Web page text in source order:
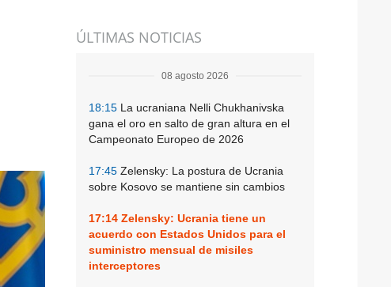
Suscripción
ÚLTIMAS NOTICIAS
08 agosto 2026
18:15 La ucraniana Nelli Chukhanivska
gana el oro en salto de gran altura en el
Campeonato Europeo de 2026
17:45 Zelensky: La postura de Ucrania
sobre Kosovo se mantiene sin cambios
17:14 Zelensky: Ucrania tiene un
acuerdo con Estados Unidos para el
suministro mensual de misiles
interceptores